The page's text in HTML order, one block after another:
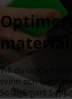
Vill du lägga
svinn och tjäna
Solar Smart